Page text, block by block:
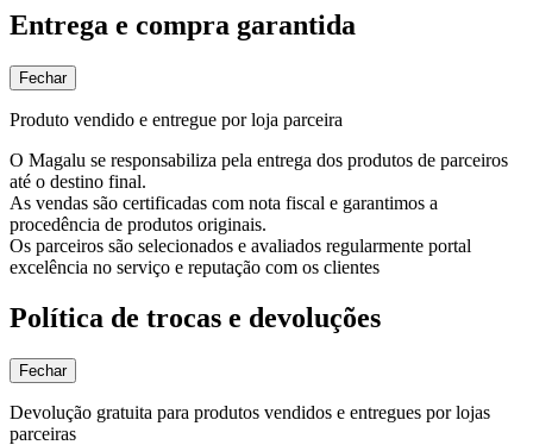
Entrega e compra garantida
Fechar
Produto vendido e entregue por loja parceira
O Magalu se responsabiliza pela entrega dos produtos de parceiros
até o destino final.
As vendas são certificadas com nota fiscal e garantimos a
procedência de produtos originais.
Os parceiros são selecionados e avaliados regularmente portal
excelência no serviço e reputação com os clientes
Política de trocas e devoluções
Fechar
Devolução gratuita para produtos vendidos e entregues por lojas
parceiras